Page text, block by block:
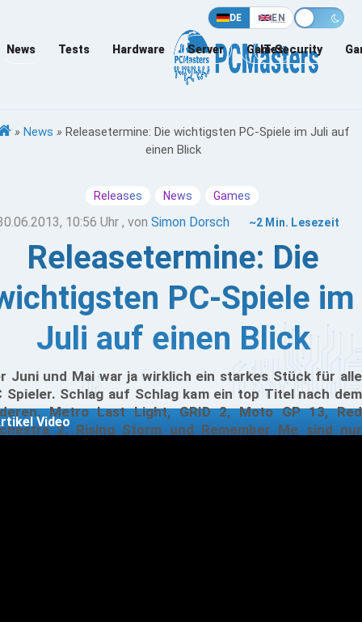
DE EN
News Tests Hardware Server Games
IT-Security
» News » Releasetermine: Die wichtigsten PC-Spiele im Juli auf
einen Blick
Releases News Games
10:56 Uhr , von Simon Dorsch ~2 Min. Lesezeit
Releasetermine: Die
PC-Spiele im
Juli auf einen Blick
Juni und Mai war ja wirklich ein starkes Stück für alle
Spieler. Schlag auf Schlag kam ein top Titel nach dem
Metro Last Light, GRID 2, Moto GP 13, Red
2: Rising Storm und Remember Me sind nur
Video